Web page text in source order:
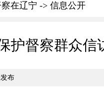
在辽宁 -> 信息公开
护督察群众信
布